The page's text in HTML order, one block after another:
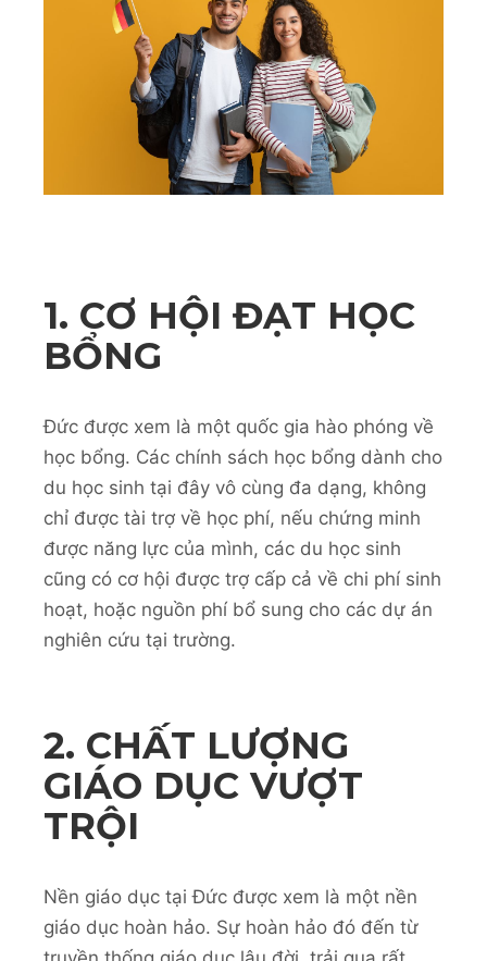
1. CƠ HỘI ĐẠT HỌC
BỔNG
Đức được xem là một quốc gia hào phóng về
học bổng. Các chính sách học bổng dành cho
du học sinh tại đây vô cùng đa dạng, không
chỉ được tài trợ về học phí, nếu chứng minh
được năng lực của mình, các du học sinh
cũng có cơ hội được trợ cấp cả về chi phí sinh
hoạt, hoặc nguồn phí bổ sung cho các dự án
nghiên cứu tại trường.
2. CHẤT LƯỢNG
GIÁO DỤC VƯỢT
TRỘI
Nền giáo dục tại Đức được xem là một nền
giáo dục hoàn hảo. Sự hoàn hảo đó đến từ